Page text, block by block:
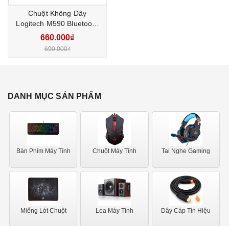
Chuột Không Dây
Logitech M590 Bluetooth
Xám
660.000₫
690.000₫
DANH MỤC SẢN PHẨM
Bàn Phím Máy Tính Chuột Máy Tính Tai Nghe Gaming
Miếng Lót Chuột Loa Máy Tính Dây Cáp Tín Hiệu